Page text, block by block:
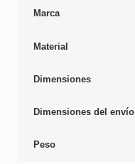
Marca
Material
Dimensiones
Dimensiones del envío
Peso